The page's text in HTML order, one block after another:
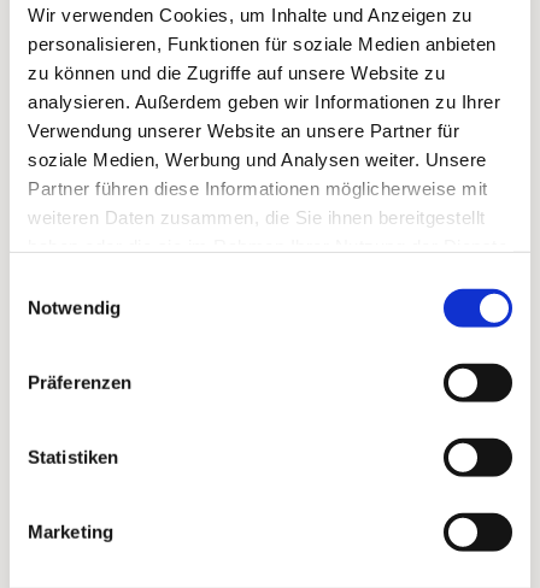
Wir verwenden Cookies, um Inhalte und Anzeigen zu
personalisieren, Funktionen für soziale Medien anbieten
zu können und die Zugriffe auf unsere Website zu
analysieren. Außerdem geben wir Informationen zu Ihrer
Verwendung unserer Website an unsere Partner für
soziale Medien, Werbung und Analysen weiter. Unsere
Partner führen diese Informationen möglicherweise mit
weiteren Daten zusammen, die Sie ihnen bereitgestellt
Notwendig
Präferenzen
Statistiken
Marketing
Feste musikalisch mit.
Geprobt wird jedenMontag um 20 Uhrim Martin-
Luther-Gemeindehaus.
Gemeinschaft wird bei uns groß geschrieben – wir
lachen viel, sind gesellig und unternehmen auch
gemeinsame Ausflüge.
Neue Stimmen, vor allem Bässe, sind herzlich